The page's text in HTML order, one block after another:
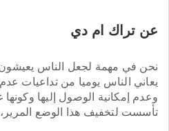
عن تراك ام دي
نحن في مهمة لجعل الناس
يعاني الناس يوميا من تداعيات
وعدم إمكانية الوصول إليها
تأسست لتخفيف هذا الوضع